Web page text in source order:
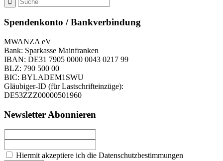
Spendenkonto / Bankverbindung
MWANZA eV
Bank: Sparkasse Mainfranken
IBAN: DE31 7905 0000 0043 0217 99
BLZ: 790 500 00
BIC: BYLADEM1SWU
Gläubiger-ID (für Lastschrifteinzüge):
DE53ZZZ00000501960
Newsletter Abonnieren
Hiermit akzeptiere ich die Datenschutzbestimmungen